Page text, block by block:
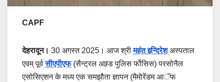
CAPF
देहरादून। 30 अगस्त 2025। आज श्रीमहंत इन्दिरेशअस्पताल
एवम् पूर्वसीएपीएफ(सैन्ट्रल आम्र्ड पुलिस र्फोसिस) परसोनैल
एसोसिएशन के मध्य एक समझौता ज्ञापन (मैमोरेंडम आॅफ